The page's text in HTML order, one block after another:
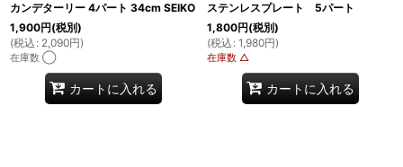
カンデターリー 4パート 34cm SEIKO
1,900円(税別)
(税込 : 2,090円)
在庫数 ◯
カートに入れる
ステンレスプレート 5パート
1,800円(税別)
(税込 : 1,980円)
在庫数 △
カートに入れる